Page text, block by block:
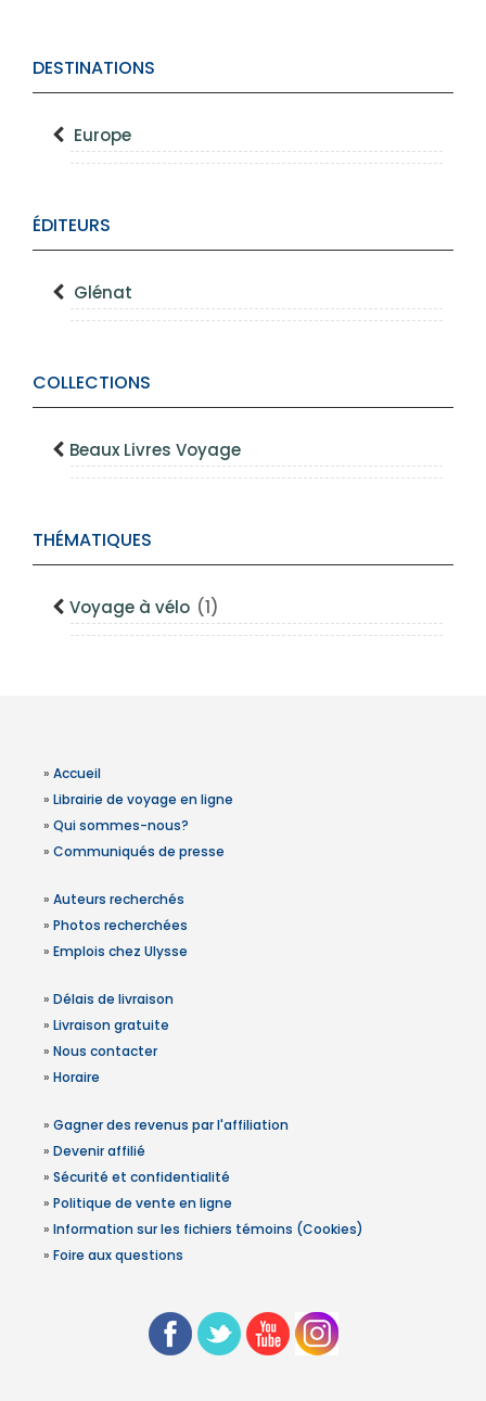
DESTINATIONS
Europe
ÉDITEURS
Glénat
COLLECTIONS
Beaux Livres Voyage
THÉMATIQUES
Voyage à vélo (1)
» Accueil
» Librairie de voyage en ligne
» Qui sommes-nous?
» Communiqués de presse
» Auteurs recherchés
» Photos recherchées
» Emplois chez Ulysse
» Délais de livraison
» Livraison gratuite
» Nous contacter
» Horaire
» Gagner des revenus par l'affiliation
» Devenir affilié
» Sécurité et confidentialité
» Politique de vente en ligne
» Information sur les fichiers témoins (Cookies)
» Foire aux questions